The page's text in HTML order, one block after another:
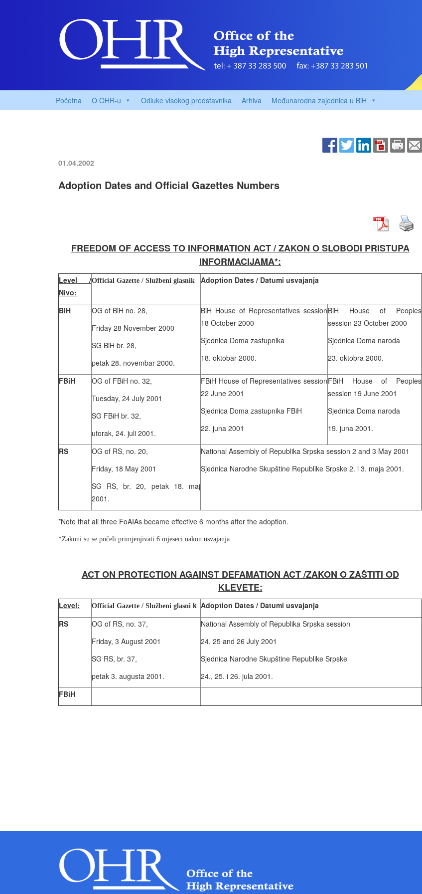
Početna O OHR-u Odluke visokog predstavnika Arhiva Međunarodna zajednica u BiH
01.04.2002
Adoption Dates and Official Gazettes Numbers
FREEDOM OF ACCESS TO INFORMATION ACT / ZAKON O SLOBODI PRISTUPA
INFORMACIJAMA*:
Level /
Nivo:
Official Gazette / Službeni glasnik Adoption Dates / Datumi usvajanja
BiH
OG of BiH no. 28,
Friday 28 November 2000
SG BiH br. 28,
petak 28. novembar 2000.
BiH House of Representatives session
18 October 2000
Sjednica Doma zastupnika
18. oktobar 2000.
BiH House of Peoples
session 23 October 2000
Sjednica Doma naroda
23. oktobra 2000.
FBiH
OG of FBiH no. 32,
Tuesday, 24 July 2001
SG FBiH br. 32,
utorak, 24. juli 2001.
FBiH House of Representatives session
22 June 2001
Sjednica Doma zastupnika FBiH
22. juna 2001
FBiH House of Peoples
session 19 June 2001
Sjednica Doma naroda
19. juna 2001.
RS
OG of RS, no. 20,
Friday, 18 May 2001
SG RS, br. 20, petak 18. maj
2001.
National Assembly of Republika Srpska session 2 and 3 May 2001
Sjednica Narodne Skupštine Republike Srpske 2. i 3. maja 2001.
*Note that all three FoAIAs became effective 6 months after the adoption.
*Zakoni su se počeli primjenjivati 6 mjeseci nakon usvajanja.
ACT ON PROTECTION AGAINST DEFAMATION ACT /ZAKON O ZAŠTITI OD
KLEVETE:
Level: Official Gazette / Službeni glasni k Adoption Dates / Datumi usvajanja
RS
OG of RS, no. 37,
Friday, 3 August 2001
SG RS, br. 37,
petak 3. augusta 2001.
National Assembly of Republika Srpska session
24, 25 and 26 July 2001
Sjednica Narodne Skupštine Republike Srpske
24., 25. i 26. jula 2001.
FBiH